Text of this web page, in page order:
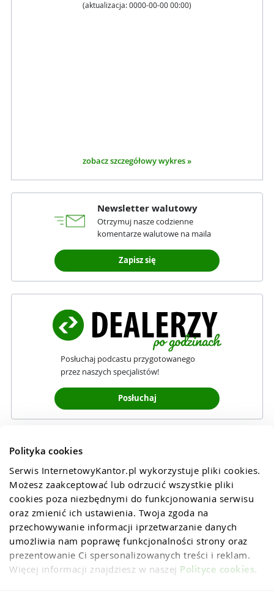
Polityka cookies
Serwis InternetowyKantor.pl wykorzystuje pliki cookies.
Możesz zaakceptować lub odrzucić wszystkie pliki
cookies poza niezbędnymi do funkcjonowania serwisu
oraz zmienić ich ustawienia. Twoja zgoda na
przechowywanie informacji iprzetwarzanie danych
umożliwia nam poprawę funkcjonalności strony oraz
prezentowanie Ci spersonalizowanych treści i reklam.
Więcej informacji znajdziesz w naszej Polityce cookies.
(aktualizacja: 0000-00-00 00:00)
zobacz szczegółowy wykres »
Newsletter walutowy
Otrzymuj nasze codzienne
komentarze walutowe na maila
Zapisz się
Posłuchaj podcastu przygotowanego
przez naszych specjalistów!
Posłuchaj